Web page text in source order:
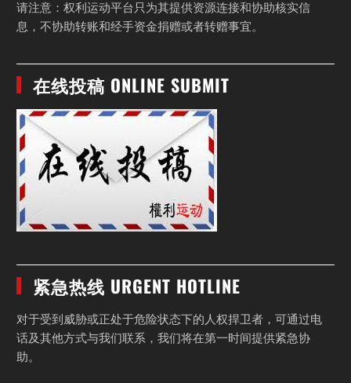
请注意：权利运动平台只为其提供资源连接和协助核实信
息，不协助转账和经手资金捐赠或者转赠事宜。
在线投稿 ONLINE SUBMIT
紧急热线 URGENT HOTLINE
对于受到威胁或正处于危险状态下的人权捍卫者，可通过电
话及其他方式与我们联系，我们将在第一时间提供紧急协
助。